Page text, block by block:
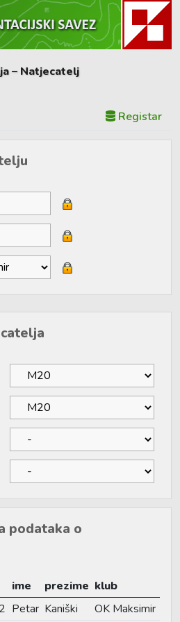
– Natjecatelj
Registar
podataka o
ime prezime klub
Petar Kaniški OK Maksimir